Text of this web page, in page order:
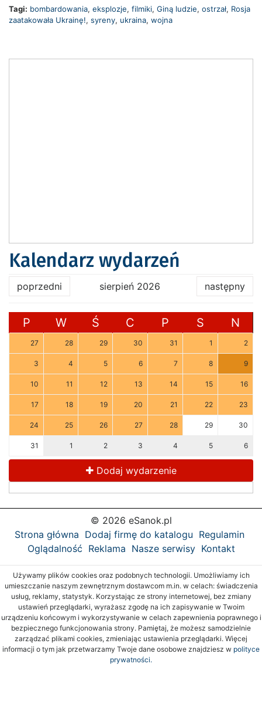
Tagi: bombardowania, eksplozje, filmiki, Giną ludzie, ostrzał, Rosja
zaatakowała Ukrainę!, syreny, ukraina, wojna
Kalendarz wydarzeń
poprzedni sierpień 2026 następny
P W Ś C P S N
27 28 29 30 31 1 2
3 4 5 6 7 8 9
10 11 12 13 14 15 16
17 18 19 20 21 22 23
24 25 26 27 28 29 30
31 1 2 3 4 5 6
Dodaj wydarzenie
© 2026 eSanok.pl
Strona główna Dodaj firmę do katalogu Regulamin
Oglądalność Reklama Nasze serwisy Kontakt
Używamy plików cookies oraz podobnych technologii. Umożliwiamy ich
umieszczanie naszym zewnętrznym dostawcom m.in. w celach: świadczenia
usług, reklamy, statystyk. Korzystając ze strony internetowej, bez zmiany
ustawień przeglądarki, wyrażasz zgodę na ich zapisywanie w Twoim
urządzeniu końcowym i wykorzystywanie w celach zapewnienia poprawnego i
bezpiecznego funkcjonowania strony. Pamiętaj, że możesz samodzielnie
zarządzać plikami cookies, zmieniając ustawienia przeglądarki. Więcej
informacji o tym jak przetwarzamy Twoje dane osobowe znajdziesz w polityce
prywatności.